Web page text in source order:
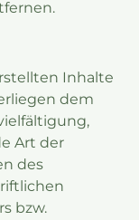
Inhalte
dem
Art der
des
bzw.